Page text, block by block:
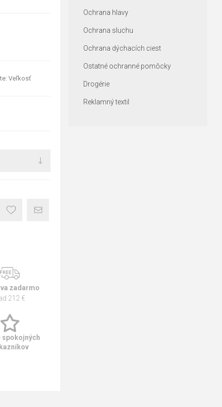
Veľkosť
zadarmo
212 €
Ochrana hlavy
Ochrana sluchu
Ochrana dýchacích ciest
Ostatné ochranné pomôcky
Drogérie
Reklamný textil